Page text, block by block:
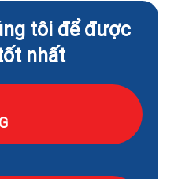
tôi để được
nhất